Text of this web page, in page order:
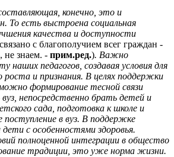
конечно, это и
То есть выстроена социальная
качества и доступности
с благополучием всег граждан -
не знаем. - прим.ред.). Важно
наших педагогов, создавая условия для
роста и признания. В целях поддержки
формирование тесной связи
непосредственно брать детей и
сада, подготовка к школе и
в вуз. В поддержке
с особенностями здоровья.
полноценной интеграции в общество
традиции, это уже норма жизни.